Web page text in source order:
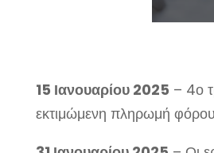
15 Ιανουαρίου 2025 – 4ο
εκτιμώμενη πληρωμή φόρου